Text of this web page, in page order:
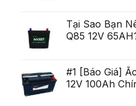
tiga
Chirurgie
mult
mai
Tại Sao Bạn
Q85 12V
#1 [Báo Giá]
12V 100Ah